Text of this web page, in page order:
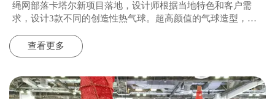
绳网部落卡塔尔新项目落地，设计师根据当地特色和客户需
求，设计3款不同的创造性热气球。超高颜值的气球造型，深
气球更加富有层次感和创意性。
查看更多